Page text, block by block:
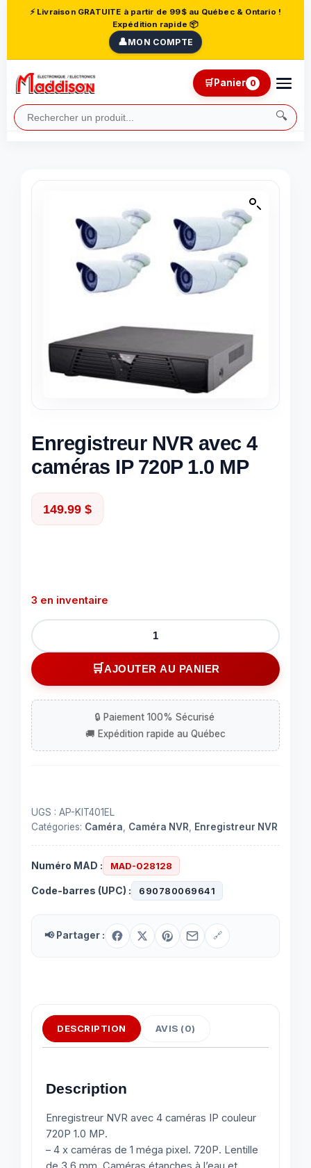
⚡ Livraison GRATUITE à partir de 99$ au Québec & Ontario !
Expédition rapide 📦
👤MON COMPTE
🔍
🛒Panier 0
Enregistreur NVR avec 4
caméras IP 720P 1.0 MP
149.99 $
3 en inventaire
quantité
de
Enregistreur
NVR
4
caméras
IP
AJOUTER AU PANIER
UGS : AP-KIT401EL
Catégories: Caméra Caméra NVR Enregistreur NVR
Numéro MAD : MAD-028128
Code-barres (UPC) : 690780069641
📢 Partager : 🔗
DESCRIPTION AVIS (0)
Description
Enregistreur NVR avec 4 caméras IP couleur
720P 1.0 MP.
– 4 x caméras de 1 méga pixel. 720P. Lentille